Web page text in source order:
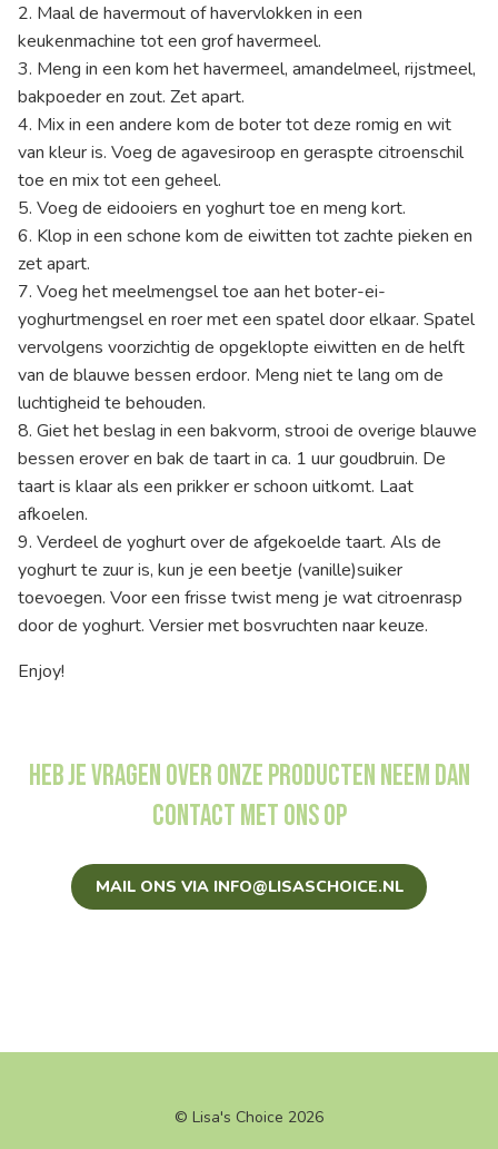
2. Maal de havermout of havervlokken in een
keukenmachine tot een grof havermeel.
3. Meng in een kom het havermeel, amandelmeel, rijstmeel,
bakpoeder en zout. Zet apart.
4. Mix in een andere kom de boter tot deze romig en wit
van kleur is. Voeg de agavesiroop en geraspte citroenschil
toe en mix tot een geheel.
5. Voeg de eidooiers en yoghurt toe en meng kort.
6. Klop in een schone kom de eiwitten tot zachte pieken en
zet apart.
7. Voeg het meelmengsel toe aan het boter-ei-
yoghurtmengsel en roer met een spatel door elkaar. Spatel
vervolgens voorzichtig de opgeklopte eiwitten en de helft
van de blauwe bessen erdoor. Meng niet te lang om de
luchtigheid te behouden.
8. Giet het beslag in een bakvorm, strooi de overige blauwe
bessen erover en bak de taart in ca. 1 uur goudbruin. De
taart is klaar als een prikker er schoon uitkomt. Laat
afkoelen.
9. Verdeel de yoghurt over de afgekoelde taart. Als de
yoghurt te zuur is, kun je een beetje (vanille)suiker
toevoegen. Voor een frisse twist meng je wat citroenrasp
door de yoghurt. Versier met bosvruchten naar keuze.
Enjoy!
Heb je vragen over onze producten neem dan
contact met ons op
MAIL ONS VIA INFO@LISASCHOICE.NL
© Lisa's Choice 2026